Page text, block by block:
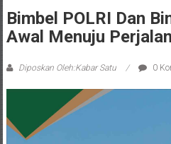
Bimbel POLRI Dan
Awal Menuju
Diposkan Oleh:Kabar Satu 0